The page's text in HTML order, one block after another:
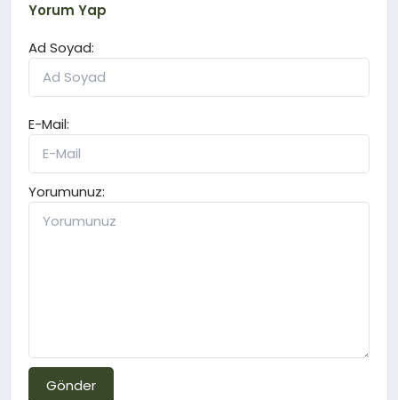
Yorum Yap
Ad Soyad:
E-Mail:
Yorumunuz:
Gönder